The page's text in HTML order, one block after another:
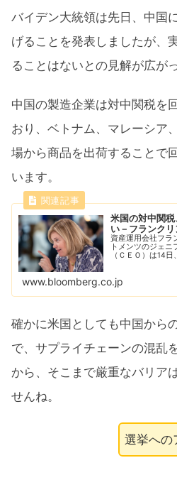
バイデン大統領は先日、中国
げることを発表しましたが、
ることはないとの見解が広が
中国の製造企業は対中関税を
おり、ベトナム、マレーシア
場から商品を出荷することで
います。
米国の対中関
い－フランクリ
資産運用会社フラ
トメンツのジェ
（ＣＥＯ）は14
www.bloomberg.co.jp
確かに米国としても中国から
で、サプライチェーンの混乱
から、そこまで厳重なバリア
せんね。
選挙への